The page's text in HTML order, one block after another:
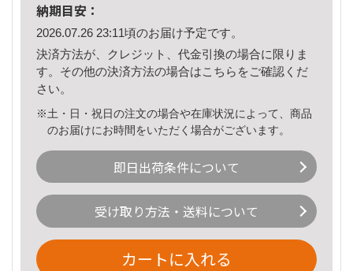
納期目安：
2026.07.26 23:11頃のお届け予定です。
決済方法が、クレジット、代金引換の場合に限りま
す。その他の決済方法の場合はこちら をご確認くだ
さい。
※土・日・祝日の注文の場合や在庫状況によって、商品
のお届けにお時間をいただく場合がございます。
即日出荷条件について
受け取り方法・送料について
カートに入れる